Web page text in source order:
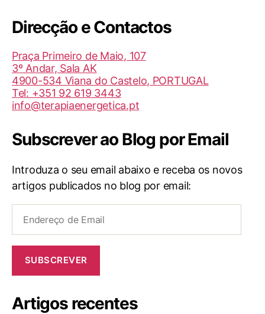
TBI/BIT
Direcção e Contactos
Praça Primeiro de Maio, 107
3º Andar, Sala AK
4900-534 Viana do Castelo, PORTUGAL
Tel: +351 92 619 3443
info@terapiaenergetica.pt
Subscrever ao Blog por Email
Introduza o seu email abaixo e receba os novos
artigos publicados no blog por email:
Email
SUBSCREVER
Artigos recentes